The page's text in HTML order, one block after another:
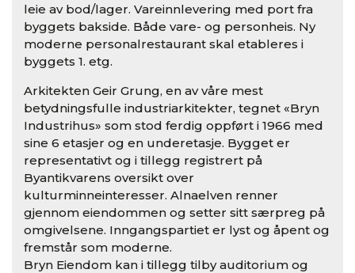
leie av bod/lager. Vareinnlevering med port fra
byggets bakside. Både vare- og personheis. Ny
moderne personalrestaurant skal etableres i
byggets 1. etg.
Arkitekten Geir Grung, en av våre mest
betydningsfulle industriarkitekter, tegnet «Bryn
Industrihus» som stod ferdig oppført i 1966 med
sine 6 etasjer og en underetasje. Bygget er
representativt og i tillegg registrert på
Byantikvarens oversikt over
kulturminneinteresser. Alnaelven renner
gjennom eiendommen og setter sitt særpreg på
omgivelsene. Inngangspartiet er lyst og åpent og
fremstår som moderne.
Bryn Eiendom kan i tillegg tilby auditorium og